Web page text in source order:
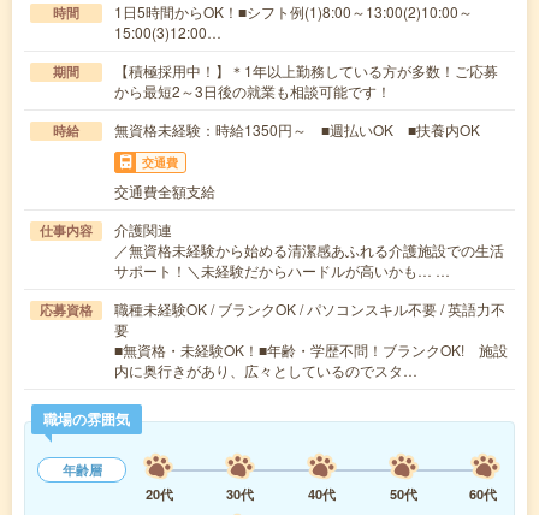
時間
1日5時間からOK！■シフト例(1)8:00～13:00(2)10:00～
15:00(3)12:00…
期間
【積極採用中！】＊1年以上勤務している方が多数！ご応募
から最短2～3日後の就業も相談可能です！
時給 無資格未経験：時給1350円～ ■週払いOK ■扶養内OK
交通費
交通費全額支給
仕事内容
介護関連
／無資格未経験から始める清潔感あふれる介護施設での生活
サポート！＼未経験だからハードルが高いかも… …
応募資格
職種未経験OK / ブランクOK / パソコンスキル不要 / 英語力不
要
■無資格・未経験OK！■年齢・学歴不問！ブランクOK! 施設
内に奥行きがあり、広々としているのでスタ…
職場の雰囲気
年齢層
20代
30代 40代 50代
60代